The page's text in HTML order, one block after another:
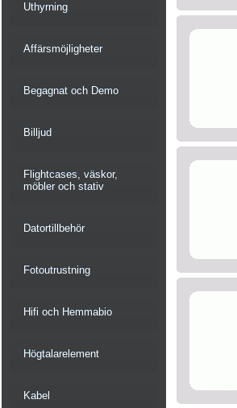
Uthyrning
Affärsmöjligheter
Begagnat och Demo
Billjud
Flightcases, väskor,
möbler och stativ
Datortillbehör
Fotoutrustning
Hifi och Hemmabio
Högtalarelement
Kabel